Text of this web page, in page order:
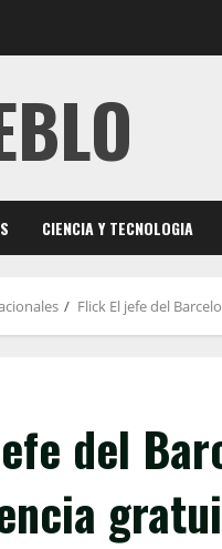
CIENCIA Y TECNOLOGIA
Flick El jefe del
del